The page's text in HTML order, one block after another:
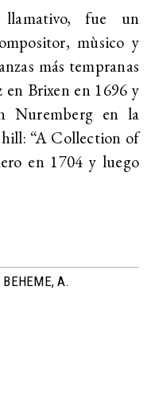
fue un
mùsico y
más tempranas
Brixen en 1696 y
Nuremberg en la
“A Collection of
en 1704 y luego
A.